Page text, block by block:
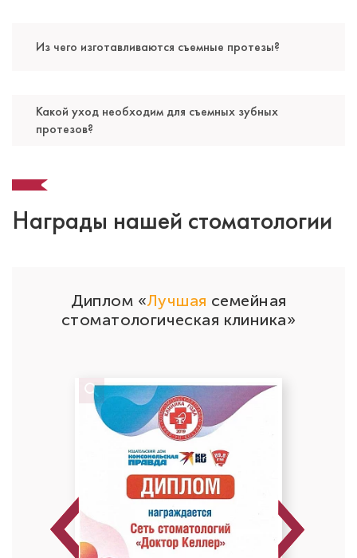
Из чего изготавливаются съемные протезы?
Какой уход необходим для съемных зубных
протезов?
Награды нашей стоматологии
Сертификат качества
Previous Next